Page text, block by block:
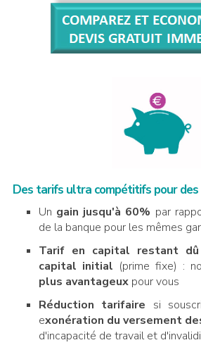
Des tarifs ultra compétitifs pour
Un gain jusqu'à 60% par
de la banque pour les mêmes
Tarif en capital restant dû
capital initial (prime fixe) :
plus avantageux pour vous
Réduction tarifaire si
exonération du versement
d'incapacité de travail et